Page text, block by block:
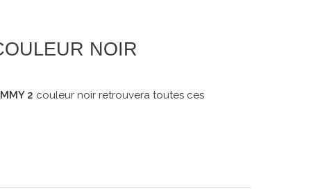
NOIR
2 couleur noir retrouvera toutes ces